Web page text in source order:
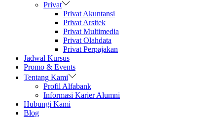
Privat
Privat Akuntansi
Privat Arsitek
Privat Multimedia
Privat Olahdata
Privat Perpajakan
Jadwal Kursus
Promo & Events
Tentang Kami
Profil Alfabank
Informasi Karier Alumni
Hubungi Kami
Blog